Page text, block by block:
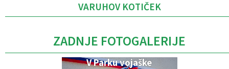
VARUHOV KOTIČEK
ZADNJE FOTOGALERIJE
V Parku vojaške